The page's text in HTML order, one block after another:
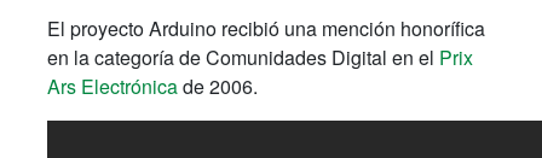
El proyecto Arduino recibió una mención honorífica
en la categoría de Comunidades Digital en el Prix
Ars Electrónicade 2006.